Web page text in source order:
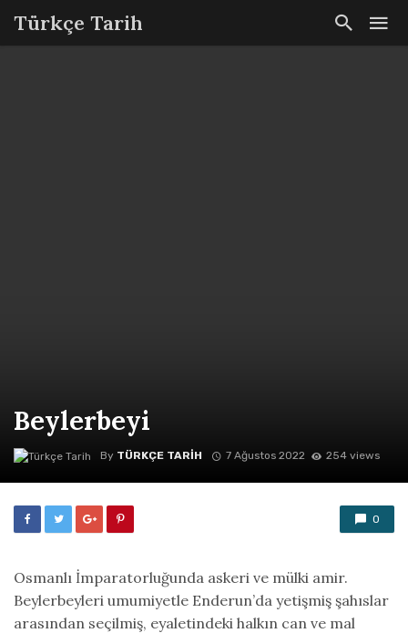
Türkçe Tarih
Beylerbeyi
By TÜRKÇE TARIH 7 Ağustos 2022 254 views
0
Osmanlı İmparatorluğunda askeri ve mülki amir.
Beylerbeyleri umumiyetle Enderun’da yetişmiş şahıslar
arasından seçilmiş, eyaletindeki halkın can ve mal